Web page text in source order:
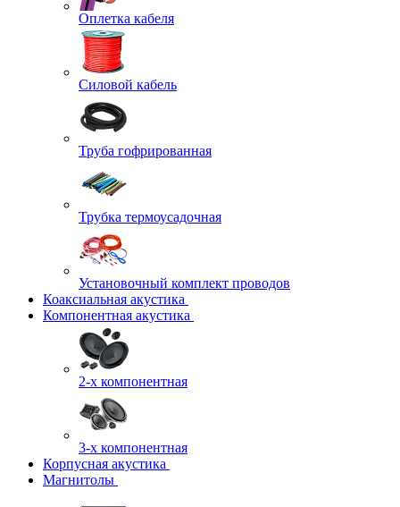
Оплетка кабеля
Силовой кабель
Труба гофрированная
Трубка термоусадочная
Установочный комплект проводов
Коаксиальная акустика
Компонентная акустика
2-х компонентная
3-х компонентная
Корпусная акустика
Магнитолы